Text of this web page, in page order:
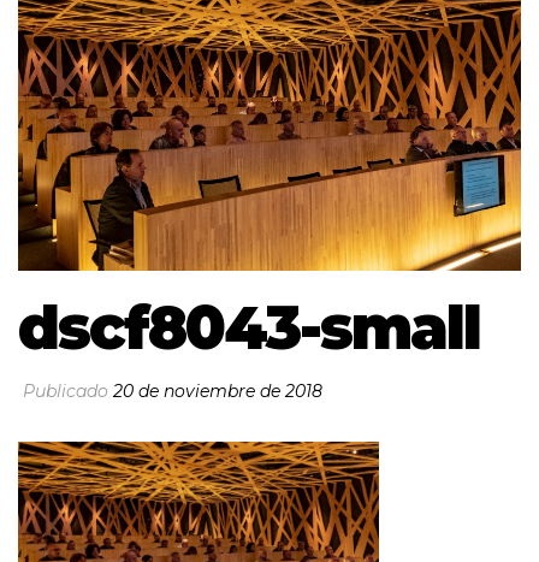
dscf8043-small
Publicado20 de noviembre de 2018